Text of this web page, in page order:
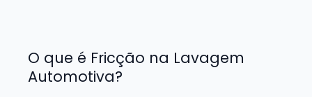
O que é Fricção na Lavagem
Automotiva?